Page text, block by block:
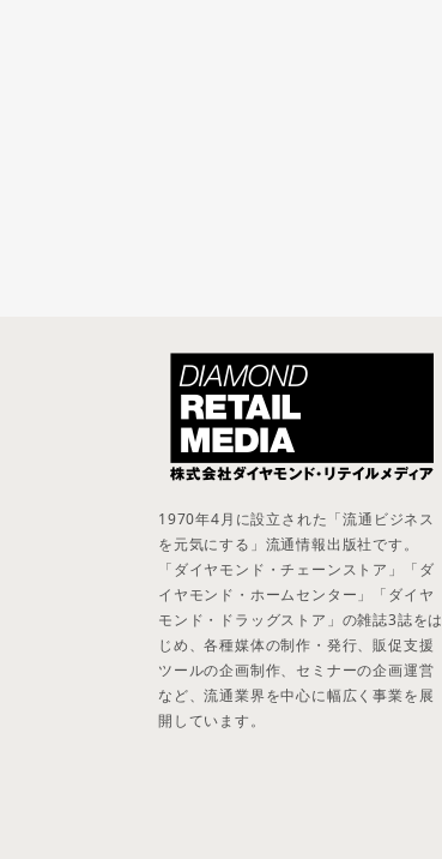
1970年4月に設立された「流通ビジネス
を元気にする」流通情報出版社です。
「ダイヤモンド・チェーンストア」「ダ
イヤモンド・ホームセンター」「ダイヤ
モンド・ドラッグストア」の雑誌3誌をは
じめ、各種媒体の制作・発行、販促支援
ツールの企画制作、セミナーの企画運営
など、流通業界を中心に幅広く事業を展
開しています。